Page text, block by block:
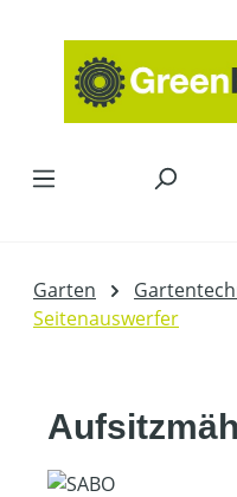
Garten
Seitenauswerfer